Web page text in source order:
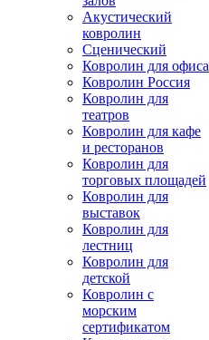
Акустический
ковролин
Сценический
Ковролин для офиса
Ковролин Россия
Ковролин для
театров
Ковролин для кафе
и ресторанов
Ковролин для
торговых площадей
Ковролин для
выставок
Ковролин для
лестниц
Ковролин для
детской
Ковролин с
морским
сертификатом